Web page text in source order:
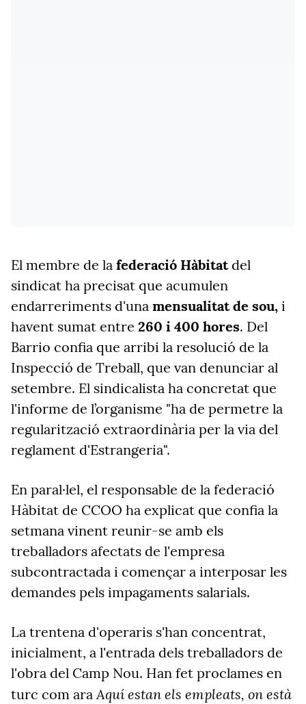
El membre de la federació Hàbitatdel
sindicat ha precisat que acumulen
endarreriments d'una mensualitat de sou, i
havent sumat entre 260 i 400 hores. Del
Barrio confia que arribi la resolució de la
Inspecció de Treball, que van denunciar al
setembre. El sindicalista ha concretat que
l'informe de l’organisme "ha de permetre la
regularització extraordinària per la via del
reglament d'Estrangeria".
En paral·lel, el responsable de la federació
Hàbitat de CCOO ha explicat que confia la
setmana vinent reunir-se amb els
treballadors afectats de l'empresa
subcontractada i començar a interposar les
demandes pels impagaments salarials.
La trentena d'operaris s'han concentrat,
inicialment, a l'entrada dels treballadors de
l'obra del Camp Nou. Han fet proclames en
turc com araAquí estan els empleats, on està